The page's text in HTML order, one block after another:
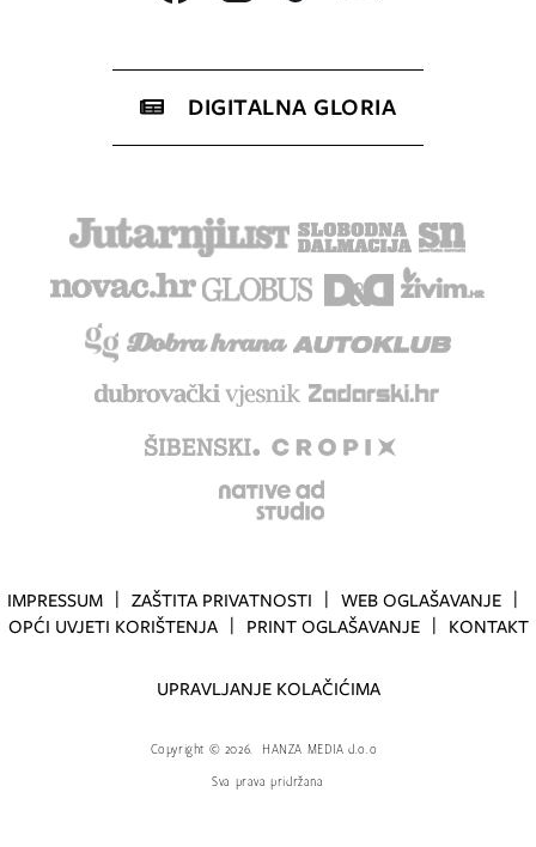
DIGITALNA GLORIA
IMPRESSUM ZAŠTITA PRIVATNOSTI
WEB OGLAŠAVANJE
OPĆI UVJETI KORIŠTENJA
PRINT OGLAŠAVANJE KONTAKT
UPRAVLJANJE KOLAČIĆIMA
Copyright © 2026.
HANZA MEDIA d.o.o
Sva prava pridržana